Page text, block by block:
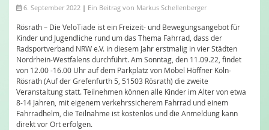
6. September 2022 | Ein Beitrag von Markus Schellenberger
Rösrath – Die VeloTiade ist ein Freizeit- und Bewegungsangebot für
Kinder und Jugendliche rund um das Thema Fahrrad, dass der
Radsportverband NRW e.V. in diesem Jahr erstmalig in vier Städten
Nordrhein-Westfalens durchführt. Am Sonntag, den 11.09.22, findet
von 12.00 -16.00 Uhr auf dem Parkplatz von Möbel Höffner Köln-
Rösrath (Auf der Grefenfurth 5, 51503 Rösrath) die zweite
Veranstaltung statt. Teilnehmen können alle Kinder im Alter von etwa
8-14 Jahren, mit eigenem verkehrssicherem Fahrrad und einem
Fahrradhelm, die Teilnahme ist kostenlos und die Anmeldung kann
direkt vor Ort erfolgen.